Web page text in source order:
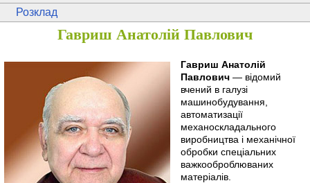
Розклад
Гавриш Анатолій Павлович
Гавриш Анатолій
Павлович — відомий
вчений в галузі
машинобудування,
автоматизації
механоскладального
виробництва і механічної
обробки спеціальних
важкооброблюваних
матеріалів.